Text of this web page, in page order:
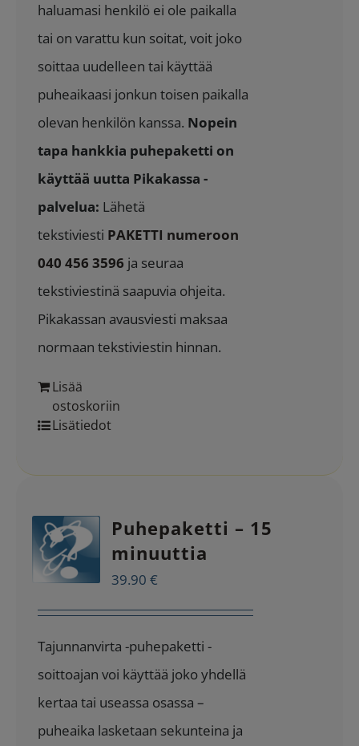
haluamasi henkilö ei ole paikalla
tai on varattu kun soitat, voit joko
soittaa uudelleen tai käyttää
puheaikaasi jonkun toisen paikalla
olevan henkilön kanssa. Nopein
tapa hankkia puhepaketti on
käyttää uutta Pikakassa -
palvelua: Lähetä
tekstiviesti PAKETTI numeroon
040 456 3596 ja seuraa
tekstiviestinä saapuvia ohjeita.
Pikakassan avausviesti maksaa
normaan tekstiviestin hinnan.
Lisää
ostoskoriin
Lisätiedot
Puhepaketti – 15
minuuttia
39.90€
Tajunnanvirta -puhepaketti -
soittoajan voi käyttää joko yhdellä
kertaa tai useassa osassa –
puheaika lasketaan sekunteina ja